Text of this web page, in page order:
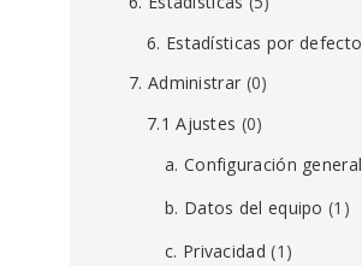
6. Estadísticas por defecto
7. Administrar (0)
7.1 Ajustes (0)
a. Configuración general
b. Datos del equipo (1)
c. Privacidad (1)